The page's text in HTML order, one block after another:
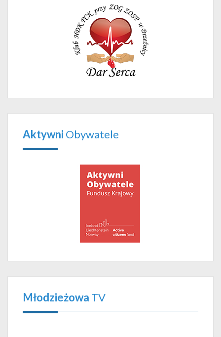
Aktywni Obywatele
Młodzieżowa TV